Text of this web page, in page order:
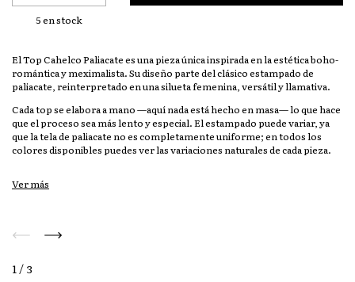
5en stock
El Top Cahelco Paliacate es una pieza única inspirada en la estética boho-
romántica y meximalista. Su diseño parte del clásico estampado de
paliacate, reinterpretado en una silueta femenina, versátil y llamativa.
Cada top se elabora a mano —aquí nada está hecho en masa— lo que hace
que el proceso sea más lento y especial. El estampado puede variar, ya
que la tela de paliacate no es completamente uniforme; en todos los
colores disponibles puedes ver las variaciones naturales de cada pieza.
y también para combinaciones más elevadas. Puedes usarlo como
CUIDADO DE LA PRENDA
Para conservar los colores y la forma:
Ver más
1 / 3